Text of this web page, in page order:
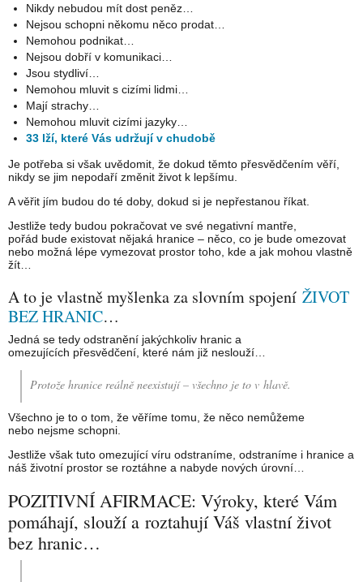
Nikdy nebudou mít dost peněz…
Nejsou schopni někomu něco prodat…
Nemohou podnikat…
Nejsou dobří v komunikaci…
Jsou stydliví…
Nemohou mluvit s cizími lidmi…
Mají strachy…
Nemohou mluvit cizími jazyky…
33 lží, které Vás udržují v chudobě
Je potřeba si však uvědomit, že dokud těmto přesvědčením věří,
nikdy se jim nepodaří změnit život k lepšímu.
A věřit jím budou do té doby, dokud si je nepřestanou říkat.
Jestliže tedy budou pokračovat ve své negativní mantře,
pořád bude existovat nějaká hranice – něco, co je bude omezovat
nebo možná lépe vymezovat prostor toho, kde a jak mohou vlastně
žít…
A to je vlastně myšlenka za slovním spojení ŽIVOT
BEZ HRANIC…
Jedná se tedy odstranění jakýchkoliv hranic a
omezujících přesvědčení, které nám již neslouží…
Protože hranice reálně neexistují – všechno je to v hlavě.
Všechno je to o tom, že věříme tomu, že něco nemůžeme
nebo nejsme schopni.
Jestliže však tuto omezující víru odstraníme, odstraníme i hranice a
náš životní prostor se roztáhne a nabyde nových úrovní…
POZITIVNÍ AFIRMACE: Výroky, které Vám
pomáhají, slouží a roztahují Váš vlastní život
bez hranic…